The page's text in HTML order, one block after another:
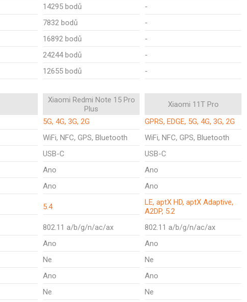
14295 bodů
-
7832 bodů
-
16892 bodů
-
24244 bodů
-
12655 bodů -
Xiaomi Redmi Note 15 Pro
Plus
Xiaomi 11T Pro
5G, 4G, 3G, 2G
GPRS, EDGE, 5G, 4G, 3G, 2G
WiFi, NFC, GPS, Bluetooth
WiFi, NFC, GPS, Bluetooth
USB-C
USB-C
Ano
Ano
Ano Ano
5.4
LE, aptX HD, aptX Adaptive,
A2DP, 5.2
802.11 a/b/g/n/ac/ax
802.11 a/b/g/n/ac/ax
Ano
Ano
Ne
Ne
Ano
Ano
Ne
Ne